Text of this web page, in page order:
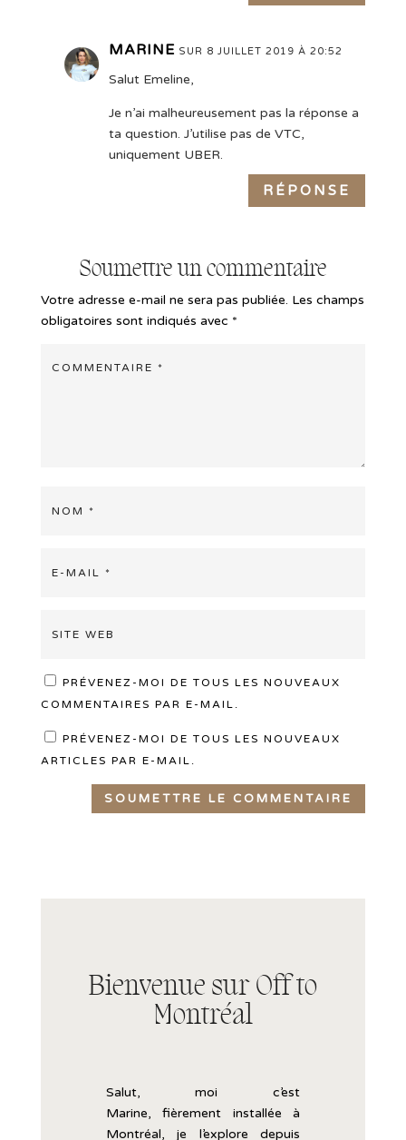
MARINE SUR 8 JUILLET 2019 À 20:52
Salut Emeline,
Je n’ai malheureusement pas la réponse a
ta question. J’utilise pas de VTC,
uniquement UBER.
RÉPONSE
Soumettre un commentaire
Votre adresse e-mail ne sera pas publiée. Les champs
obligatoires sont indiqués avec *
PRÉVENEZ-MOI DE TOUS LES NOUVEAUX
COMMENTAIRES PAR E-MAIL.
PRÉVENEZ-MOI DE TOUS LES NOUVEAUX
ARTICLES PAR E-MAIL.
SOUMETTRE LE COMMENTAIRE
Bienvenue sur Off to
Montréal
Salut, moi c’est
Marine,
fièrement installéeà
Montréal, je l’exploredepuis